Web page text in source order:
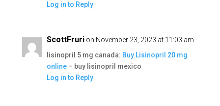
Log in to Reply
ScottFruri on November 23, 2023 at 11:03 am
lisinopril 5 mg canada: Buy Lisinopril 20 mg
online– buy lisinopril mexico
Log in to Reply